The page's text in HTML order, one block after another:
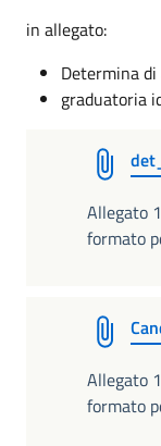
in allegato:
Determina
graduatoria
Allegato
formato
Allegato
formato